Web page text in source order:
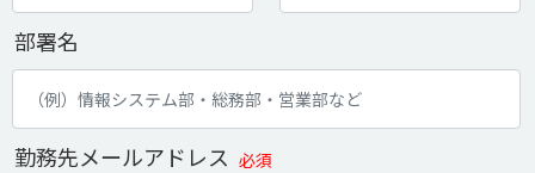
部署名
勤務先メールアドレス 必須